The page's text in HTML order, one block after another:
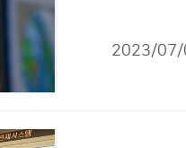
2023/07/